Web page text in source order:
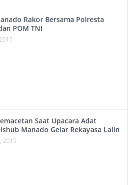
Rakor Bersama Polresta
POM TNI
Saat Upacara Adat
Manado Gelar Rekayasa Lalin
2019